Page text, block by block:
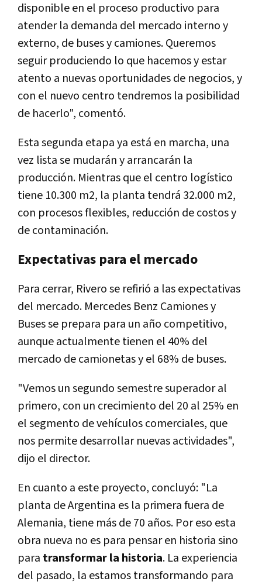
disponible en el proceso productivo para
atender la demanda del mercado interno y
externo, de buses y camiones. Queremos
seguir produciendo lo que hacemos y estar
atento a nuevas oportunidades de negocios, y
con el nuevo centro tendremos la posibilidad
de hacerlo", comentó.
Esta segunda etapa ya está en marcha, una
vez lista se mudarán y arrancarán la
producción. Mientras que el centro logístico
tiene 10.300 m2, la planta tendrá 32.000 m2,
con procesos flexibles, reducción de costos y
de contaminación.
Expectativas para el mercado
Para cerrar, Rivero se refirió a las expectativas
del mercado. Mercedes Benz Camiones y
Buses se prepara para un año competitivo,
aunque actualmente tienen el 40% del
mercado de camionetas y el 68% de buses.
"Vemos un segundo semestre superador al
primero, con un crecimiento del 20 al 25% en
el segmento de vehículos comerciales, que
nos permite desarrollar nuevas actividades",
dijo el director.
En cuanto a este proyecto, concluyó: "La
planta de Argentina es la primera fuera de
Alemania, tiene más de 70 años. Por eso esta
obra nueva no es para pensar en historia sino
para transformar la historia. La experiencia
del pasado, la estamos transformando para